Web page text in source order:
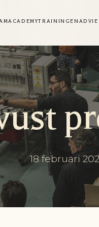
ACADEMYTRAININGEN
18 februari